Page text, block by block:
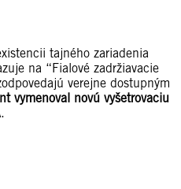
tajného zariadenia
na “Fialové zadržiavacie
verejne dostupným
vymenoval novú vyšetrovaciu
.